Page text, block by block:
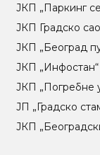
ЈКП „Паркинг
ЈКП Градско
ЈКП „Београд
ЈКП „Инфостан“
ЈКП „Погребне
ЈП „Градско
ЈКП